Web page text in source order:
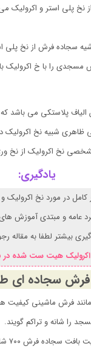
نخ پلی استر و اکرولیک
سجاده فرش از نخ پلی
را با خ اکرولیک
الیاف پلاستکی می باشد
ظاهری شبیه نخ اکرولیک
نخ اکرولیک از نخ
یادگیری:
کامل در مورد نخ
عامه و مبتدی آموزش
بیشتر لطفا به مقاله
هیت ست شده در
فرش سجاده ای
فرش ماشینی کیفیت
را شانه و تراکم گویند.